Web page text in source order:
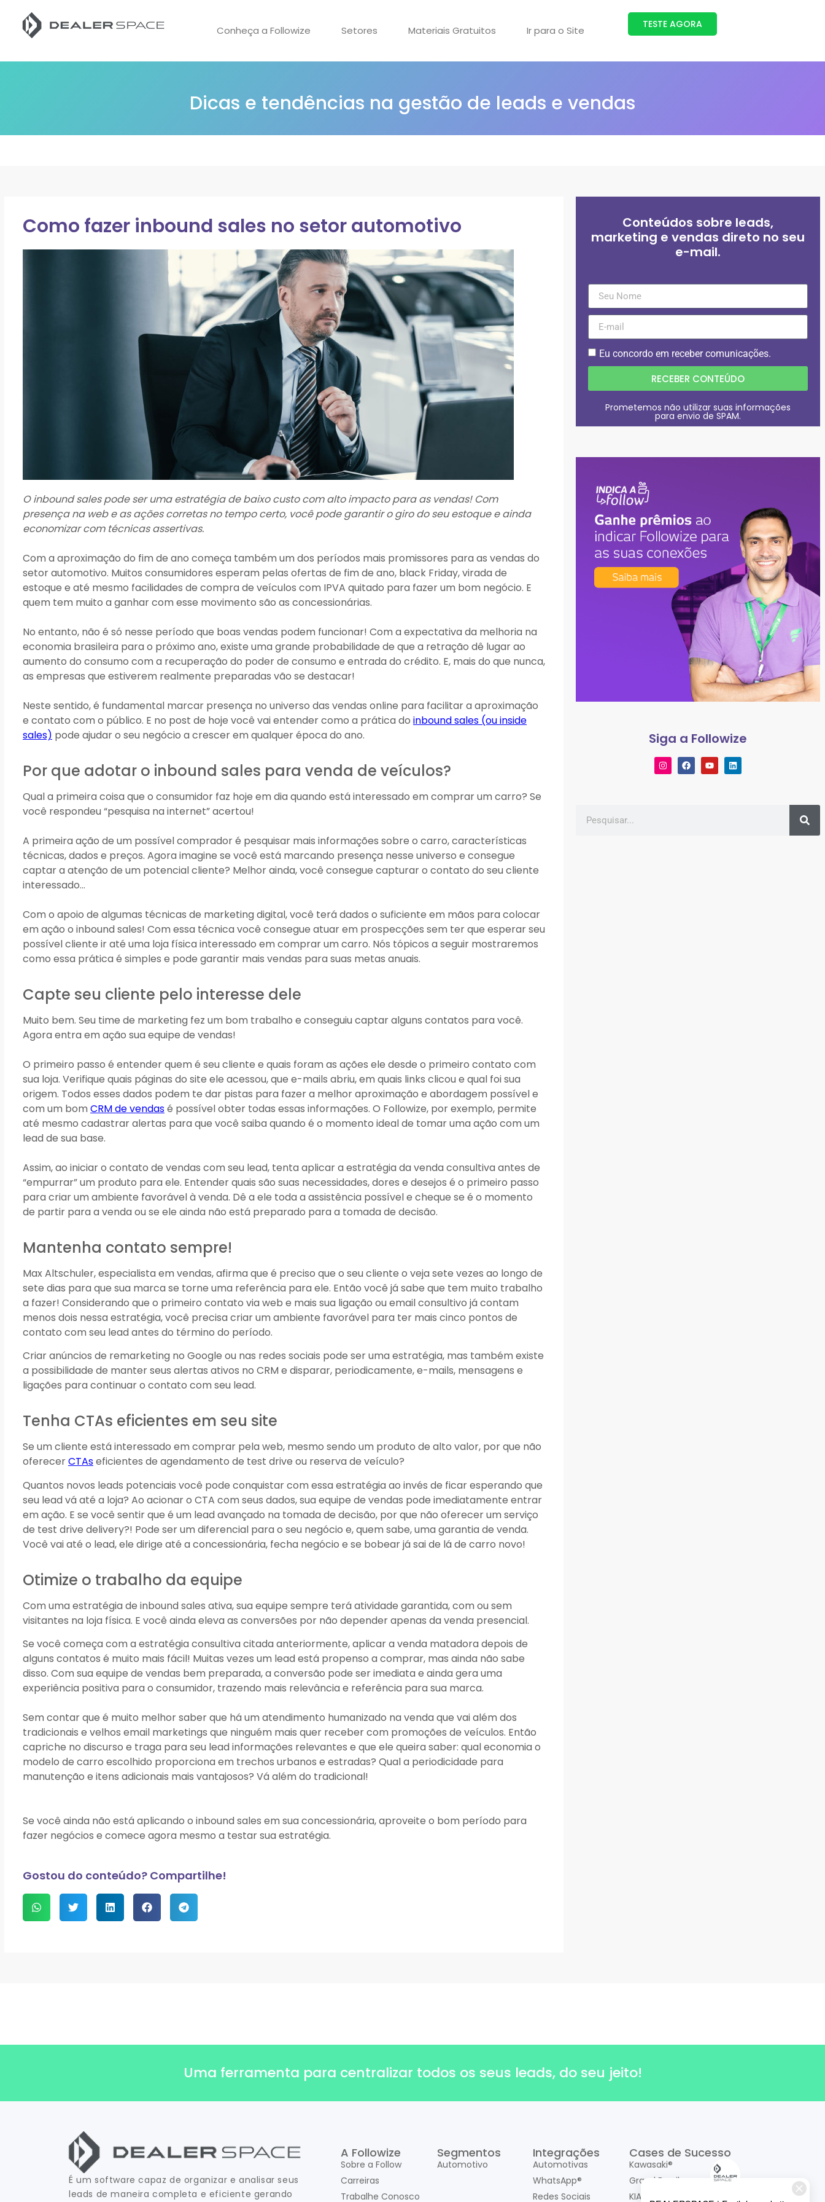
Conheça a Followize Setores Materiais Gratuitos Ir para o Site TESTE AGORA
Dicas e tendências na gestão de leads e vendas
Como fazer inbound sales no setor automotivo
O inbound sales pode ser uma estratégia de baixo custo com alto impacto para as vendas! Com
presença na web e as ações corretas no tempo certo, você pode garantir o giro do seu estoque e ainda
economizar com técnicas assertivas.
Com a aproximação do fim de ano começa também um dos períodos mais promissores para as vendas do
setor automotivo. Muitos consumidores esperam pelas ofertas de fim de ano, black Friday, virada de
estoque e até mesmo facilidades de compra de veículos com IPVA quitado para fazer um bom negócio. E
quem tem muito a ganhar com esse movimento são as concessionárias.
No entanto, não é só nesse período que boas vendas podem funcionar! Com a expectativa da melhoria na
economia brasileira para o próximo ano, existe uma grande probabilidade de que a retração dê lugar ao
aumento do consumo com a recuperação do poder de consumo e entrada do crédito. E, mais do que nunca,
as empresas que estiverem realmente preparadas vão se destacar!
Neste sentido, é fundamental marcar presença no universo das vendas online para facilitar a aproximação
e contato com o público. E no post de hoje você vai entender como a prática do inbound sales (ou inside
sales) pode ajudar o seu negócio a crescer em qualquer época do ano.
Por que adotar o inbound sales para venda de veículos?
Qual a primeira coisa que o consumidor faz hoje em dia quando está interessado em comprar um carro? Se
você respondeu “pesquisa na internet” acertou!
A primeira ação de um possível comprador é pesquisar mais informações sobre o carro, características
técnicas, dados e preços. Agora imagine se você está marcando presença nesse universo e consegue
captar a atenção de um potencial cliente? Melhor ainda, você consegue capturar o contato do seu cliente
interessado…
Com o apoio de algumas técnicas de marketing digital, você terá dados o suficiente em mãos para colocar
em ação o inbound sales! Com essa técnica você consegue atuar em prospecções sem ter que esperar seu
possível cliente ir até uma loja física interessado em comprar um carro. Nós tópicos a seguir mostraremos
como essa prática é simples e pode garantir mais vendas para suas metas anuais.
Capte seu cliente pelo interesse dele
Muito bem. Seu time de marketing fez um bom trabalho e conseguiu captar alguns contatos para você.
Agora entra em ação sua equipe de vendas!
O primeiro passo é entender quem é seu cliente e quais foram as ações ele desde o primeiro contato com
sua loja. Verifique quais páginas do site ele acessou, que e-mails abriu, em quais links clicou e qual foi sua
origem. Todos esses dados podem te dar pistas para fazer a melhor aproximação e abordagem possível e
com um bom CRM de vendasé possível obter todas essas informações. O Followize, por exemplo, permite
até mesmo cadastrar alertas para que você saiba quando é o momento ideal de tomar uma ação com um
lead de sua base.
Assim, ao iniciar o contato de vendas com seu lead, tenta aplicar a estratégia da venda consultiva antes de
“empurrar” um produto para ele. Entender quais são suas necessidades, dores e desejos é o primeiro passo
para criar um ambiente favorável à venda. Dê a ele toda a assistência possível e cheque se é o momento
de partir para a venda ou se ele ainda não está preparado para a tomada de decisão.
Mantenha contato sempre!
Max Altschuler, especialista em vendas, afirma que é preciso que o seu cliente o veja sete vezes ao longo de
sete dias para que sua marca se torne uma referência para ele. Então você já sabe que tem muito trabalho
a fazer! Considerando que o primeiro contato via web e mais sua ligação ou email consultivo já contam
menos dois nessa estratégia, você precisa criar um ambiente favorável para ter mais cinco pontos de
contato com seu lead antes do término do período.
Criar anúncios de remarketing no Google ou nas redes sociais pode ser uma estratégia, mas também existe
a possibilidade de manter seus alertas ativos no CRM e disparar, periodicamente, e-mails, mensagens e
ligações para continuar o contato com seu lead.
Tenha CTAs eficientes em seu site
Se um cliente está interessado em comprar pela web, mesmo sendo um produto de alto valor, por que não
oferecerCTAseficientes de agendamento de test drive ou reserva de veículo?
Quantos novos leads potenciais você pode conquistar com essa estratégia ao invés de ficar esperando que
seu lead vá até a loja? Ao acionar o CTA com seus dados, sua equipe de vendas pode imediatamente entrar
em ação. E se você sentir que é um lead avançado na tomada de decisão, por que não oferecer um serviço
de test drive delivery?! Pode ser um diferencial para o seu negócio e, quem sabe, uma garantia de venda.
Você vai até o lead, ele dirige até a concessionária, fecha negócio e se bobear já sai de lá de carro novo!
Otimize o trabalho da equipe
Com uma estratégia de inbound sales ativa, sua equipe sempre terá atividade garantida, com ou sem
visitantes na loja física. E você ainda eleva as conversões por não depender apenas da venda presencial.
Se você começa com a estratégia consultiva citada anteriormente, aplicar a venda matadora depois de
alguns contatos é muito mais fácil! Muitas vezes um lead está propenso a comprar, mas ainda não sabe
disso. Com sua equipe de vendas bem preparada, a conversão pode ser imediata e ainda gera uma
experiência positiva para o consumidor, trazendo mais relevância e referência para sua marca.
Sem contar que é muito melhor saber que há um atendimento humanizado na venda que vai além dos
tradicionais e velhos email marketings que ninguém mais quer receber com promoções de veículos. Então
capriche no discurso e traga para seu lead informações relevantes e que ele queira saber: qual economia o
modelo de carro escolhido proporciona em trechos urbanos e estradas? Qual a periodicidade para
manutenção e itens adicionais mais vantajosos? Vá além do tradicional!
Se você ainda não está aplicando o inbound sales em sua concessionária, aproveite o bom período para
fazer negócios e comece agora mesmo a testar sua estratégia.
Gostou do conteúdo? Compartilhe!
Conteúdos sobre leads,
marketing e vendas direto no seu
e-mail.
Eu concordo em receber comunicações.
RECEBER CONTEÚDO
Prometemos não utilizar suas informações
para envio de SPAM.
Siga a Followize
Uma ferramenta para centralizar todos os seus leads, do seu jeito!
É um software capaz de organizar e analisar seus
leads de maneira completa e eficiente gerando
A Followize
Sobre a Follow
Carreiras
Trabalhe Conosco
Segmentos
Automotivo
Integrações
Automotivas
WhatsApp®
Redes Sociais
Cases de Sucesso
Kawasaki®
Grand Brasil
KIA Motors